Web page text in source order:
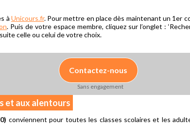
à Unicours.fr. Pour mettre en place dès maintenant un 1er
. Puis de votre espace membre, cliquez sur l’onglet :
celle ou celui de votre choix.
Contactez-nous
Sans engagement
et aux alentours
conviennent pour toutes les classes scolaires et les